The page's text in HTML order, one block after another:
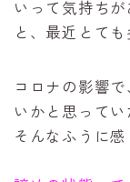
いって気持ち
と、最近とても
コロナの影響
いかと思って
そんなふうに感